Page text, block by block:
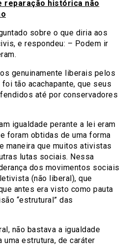
reparação histórica não
sobre o que diria aos
e respondeu: – Podem ir
genuinamente liberais pelos
tão acachapante, que seus
até por conservadores
igualdade perante a lei eram
foram obtidas de uma forma
maneira que muitos ativistas
lutas sociais. Nessa
dos movimentos sociais
(não liberal), que
antes era visto como pauta
“estrutural” das
não bastava a igualdade
uma estrutura, de caráter